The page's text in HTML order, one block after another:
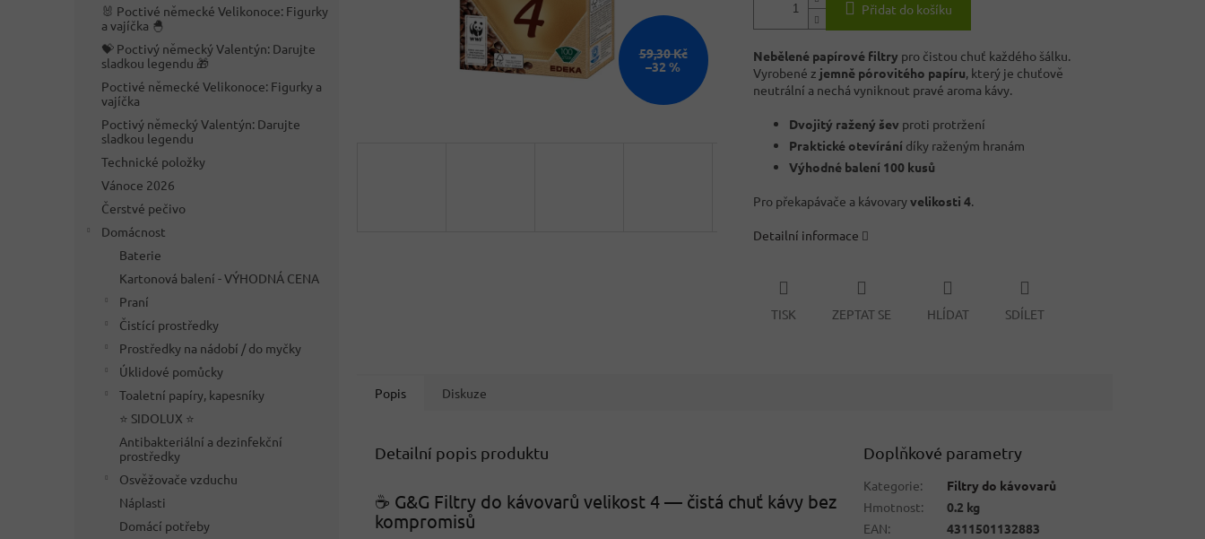
🐰 Poctivé německé Velikonoce: Figurky
a vajíčka 🐣
💝 Poctivý německý Valentýn: Darujte
sladkou legendu 🎁
Poctivé německé Velikonoce: Figurky a
vajíčka
Poctivý německý Valentýn: Darujte
sladkou legendu
Technické položky
Vánoce 2026
Čerstvé pečivo
Domácnost
Baterie
Kartonová balení - VÝHODNÁ CENA
Praní
Čistící prostředky
Prostředky na nádobí / do myčky
Úklidové pomůcky
Toaletní papíry, kapesníky
⭐ SIDOLUX ⭐
Antibakteriální a dezinfekční
prostředky
Osvěžovače vzduchu
Náplasti
Domácí potřeby
59,30 Kč
–32 %
Přidat do košíku
Nebělené papírové filtry pro čistou chuť každého šálku.
Vyrobené z jemně pórovitého papíru, který je chuťově
neutrální a nechá vyniknout pravé aroma kávy.
Dvojitý ražený ševproti protržení
Praktické otevírání díky raženým hranám
Výhodné balení 100 kusů
Pro překapávače a kávovaryvelikosti 4.
Detailní informace
TISK ZEPTAT SE HLÍDAT SDÍLET
Popis Diskuze
Detailní popis produktu
☕ G&G Filtry do kávovarů velikost 4 — čistá chuť kávy bez
kompromisů
Doplňkové parametry
Kategorie:
Filtry do kávovarů
Hmotnost:
0.2 kg
EAN: 4311501132883